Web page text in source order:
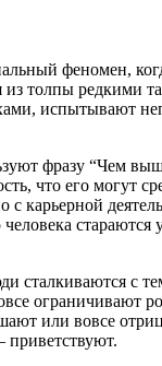
феномен,
из толпы редкими
испытывают
фразу “Чем
что его могут
с карьерной
стараются
сталкиваются с
ограничивают
или вовсе